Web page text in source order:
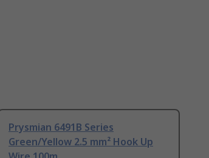
Prysmian 6491B Series
Green/Yellow 2.5 mm² Hook Up